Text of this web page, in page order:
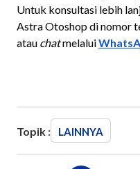
Untuk konsultasi lebih
Astra Otoshop di nomor
atau chatmelalui
Topik : LAINNYA